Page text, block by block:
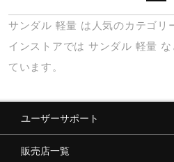
テニス／ソフトテニス
陸上競技
サンダル 軽量 は人気のカテゴリ
インストアでは サンダル 軽量
ています。
ユーザーサポート
販売店一覧